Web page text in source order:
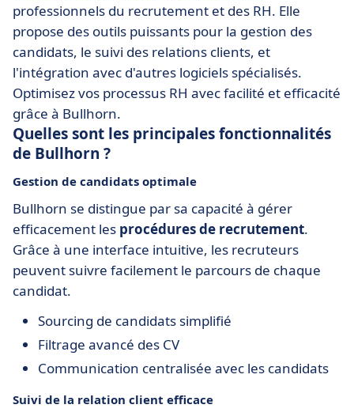
professionnels du recrutement et des RH. Elle
propose des outils puissants pour la gestion des
candidats, le suivi des relations clients, et
l'intégration avec d'autres logiciels spécialisés.
Optimisez vos processus RH avec facilité et efficacité
grâce à Bullhorn.
Quelles sont les principales fonctionnalités
de Bullhorn ?
Gestion de candidats optimale
Bullhorn se distingue par sa capacité à gérer
efficacement les procédures de recrutement.
Grâce à une interface intuitive, les recruteurs
peuvent suivre facilement le parcours de chaque
candidat.
Sourcing de candidats simplifié
Filtrage avancé des CV
Communication centralisée avec les candidats
Suivi de la relation client efficace